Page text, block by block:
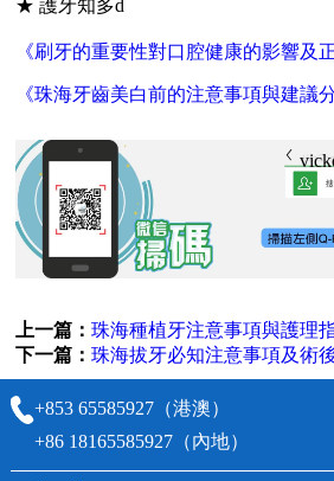
★ 護牙知多d
《刷牙的重要性對口腔健康的影響及
《珠海牙齒美白前的注意事項與建議分
上一篇：珠海種植牙注意事項與護理
下一篇：珠海拔牙必知注意事項及術
+853 65585927（港澳）
+86 18165585927（內地）